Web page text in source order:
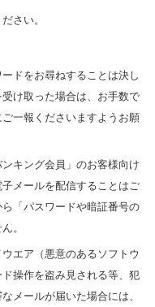
さい。
ドをお尋ねすることは決し
け取った場合は、お手数で
一報くださいますようお願
キング会員」のお客様向け
メールを配信することはご
「パスワードや暗証番号の
。
エア（悪意のあるソフトウ
操作を盗み見される等、犯
メールが届いた場合には、